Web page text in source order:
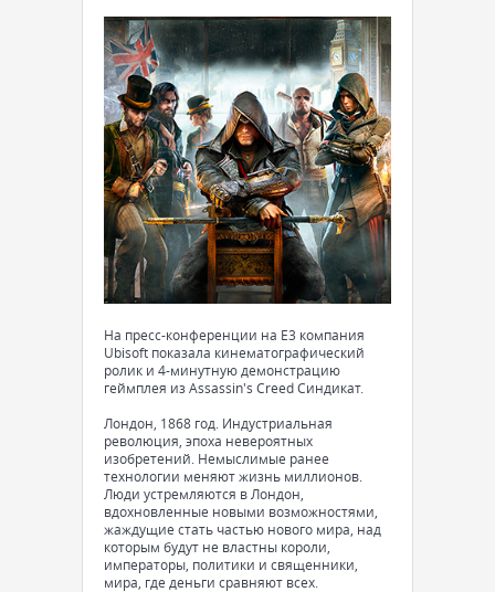
На пресс-конференции на E3 компания
Ubisoft показала кинематографический
ролик и 4-минутную демонстрацию
геймплея из Assassin's Creed Синдикат.
Лондон, 1868 год. Индустриальная
революция, эпоха невероятных
изобретений. Немыслимые ранее
технологии меняют жизнь миллионов.
Люди устремляются в Лондон,
вдохновленные новыми возможностями,
жаждущие стать частью нового мира, над
которым будут не властны короли,
императоры, политики и священники,
мира, где деньги сравняют всех.